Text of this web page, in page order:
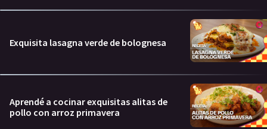
Exquisita lasagna verde de bolognesa
Aprendé a cocinar exquisitas alitas de
pollo con arroz primavera